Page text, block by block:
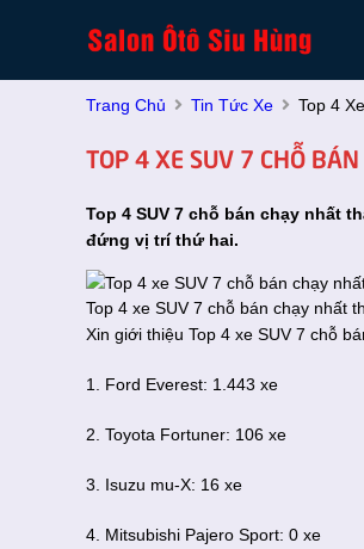
Trang Chủ Tin Tức Xe Top 4
TOP 4 XE SUV 7 CHỖ
Top 4 SUV 7 chỗ bán chạy nhất
đứng vị trí thứ hai.
Top 4 xe SUV 7 chỗ bán chạy nhất
Xin giới thiệu Top 4 xe SUV 7 chỗ
1. Ford Everest: 1.443 xe
2. Toyota Fortuner: 106 xe
3. Isuzu mu-X: 16 xe
4. Mitsubishi Pajero Sport: 0 xe